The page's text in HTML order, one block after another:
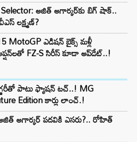
అజిత్ అగార్కర్‌కు బిగ్ షాక్..
లక్ష్మణ్?
MotoGP ఎడిషన్ బైక్స్ మళ్లీ
FZ-S సిరీస్ కూడా అప్‌డేట్..!
పాటు ఫ్యాషన్ టచ్..! MG
Edition కార్లు లాంచ్.!
అగార్కర్ పదవికి ఎసరు?.. రోహిత్